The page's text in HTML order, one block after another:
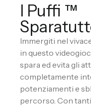
I Puffi ™
Immergiti nel
in questo
spara ed evita gli
completamente
potenziamenti e
percorso. Con